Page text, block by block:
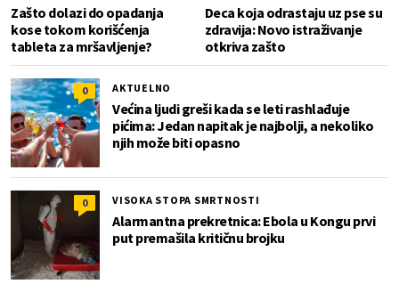
Zašto dolazi do opadanja
kose tokom korišćenja
tableta za mršavljenje?
Deca koja odrastaju uz pse su
zdravija: Novo istraživanje
otkriva zašto
0 AKTUELNO
Većina ljudi greši kada se leti rashlađuje
pićima: Jedan napitak je najbolji, a nekoliko
njih može biti opasno
0 VISOKA STOPA SMRTNOSTI
Alarmantna prekretnica: Ebola u Kongu prvi
put premašila kritičnu brojku